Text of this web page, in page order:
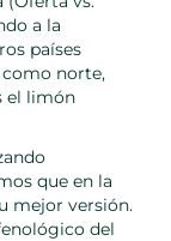
a la
países
norte,
el limón
que en la
mejor versión.
del